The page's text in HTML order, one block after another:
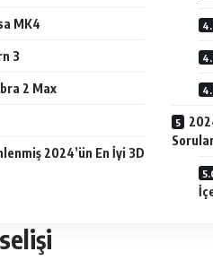
MK4
3
2 Max
2024’ün En İyi 3D